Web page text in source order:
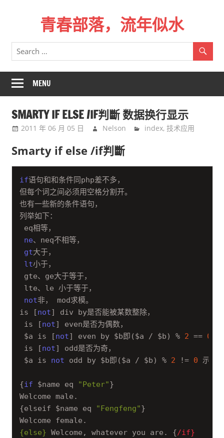
青春部落，流年似水
青
春
一
场
行，
总
来
时
的
路。
MENU
SMARTY IF ELSE /IF判斷 数据换行显示
2011 年 06 月 05 日 Nelson index,技术应用
Smarty if else /if判斷
if语句和和条件同php差不多，
但每个词之间必须用空格分割开。
也有一些新的条件语句，
列举如下：
eq相等，
ne、neq不相等，
gt大于，
lt小于，
gte、ge大于等于，
lte、le 小于等于，
not非， mod求模。
is [not] div by是否能被某数整除，
is [not] even是否为偶数，
$a is [not] even by $b即($a / $b) % 2 == 0
is [not] odd是否为奇，
$a is not odd by $b即($a / $b) % 2 != 0 示例
{if $name eq "Peter"}
Welcome male.
{elseif $name eq
"Fengfeng"}
{else} Welcome, whatever you are. {/if}